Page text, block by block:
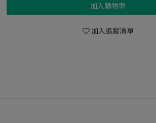
加入購物車
加入追蹤清單